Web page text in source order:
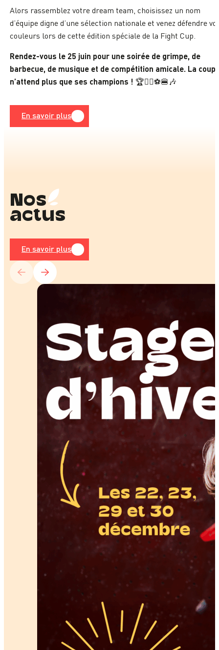
Alors rassemblez votre dream team, choisissez un nom
d’équipe digne d’une sélection nationale et venez défendre
couleurs lors de cette édition spéciale de la Fight Cup.
Rendez-vous le 25 juin pour une soirée de grimpe, de
barbecue, de musique et de compétition amicale. La
n’attend plus que ses champions ! 🏆🧗‍♀️⚽🍔🎶
En savoir plus
Nos
actus
En savoir plus